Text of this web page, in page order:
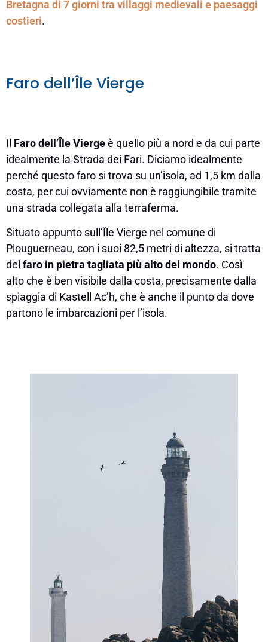
Bretagna di 7 giorni tra villaggi medievali e paesaggi
costieri.
Faro dell’Île Vierge
Il Faro dell’Île Viergeè quello più a nord e da cui parte
idealmente la Strada dei Fari. Diciamo idealmente
perché questo faro si trova su un’isola, ad 1,5 km dalla
costa, per cui ovviamente non è raggiungibile tramite
una strada collegata alla terraferma.
Situato appunto sull’Île Vierge nel comune di
Plouguerneau, con i suoi 82,5 metri di altezza, si tratta
del faro in pietra tagliata più alto del mondo. Così
alto che è ben visibile dalla costa, precisamente dalla
spiaggia di Kastell Ac’h, che è anche il punto da dove
partono le imbarcazioni per l’isola.